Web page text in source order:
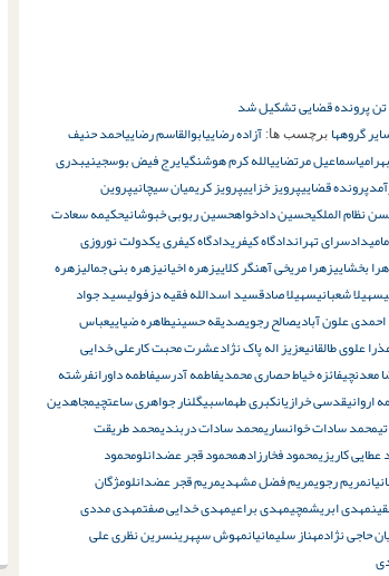
گروهها برچسب ها: آزاده رضاییابوالقاسم رضاییاحمد حنیف
اسماعیل مرتضاییالله کرم هوشنگیایرج فیض بوسجینیبدری
پرونده قضاییپرویز خزاییپرویز کریمیان سیچانیپروین
نظام الملکیحسین دادخواهحسین ربوبی خبوشانیحکیمه سعادت
دادسرای تهراندادگاه کیفریدادگاه کیفری یکدولت نوروزی
بخشاییزهرا مریخی آهنگر کلاییزهره اخیانیزهره بنی جمالیزهره
سهیلا شعبانیسهیلا صادقسید اسدالله فقیه دزفولیسید جواد
علون آبادیصالح رجویصدیقه حسینیطاهره ضیاییعباس
علوی طالقانیعزیز اله پاک نژادعشرت محبت کارعلی خدایی
معدنچیفائزه خیاط حصاری محمدیفاطمه آدرسیفاطمه داورانفرشته
اروانیقدسی خرازیانکبری طهماسبیگلنار جواهری ساعتچیمجاهدین
محمد سادات خوانساریمحمد سادات دربندیمحمد طریقت
کاریزیمحمود فخارزادهمحمود قجر عضدانلومحمود
مریم رجویمریم فضل مشهدیمریم قجر عضدانلومژگان
مهدی ابریشمچیمهدی براعیمهدی خدایی صفتمهدی مددی
حاجی نژادمهناز سلیمانیانمهوش سپهرینسرین نظری علی